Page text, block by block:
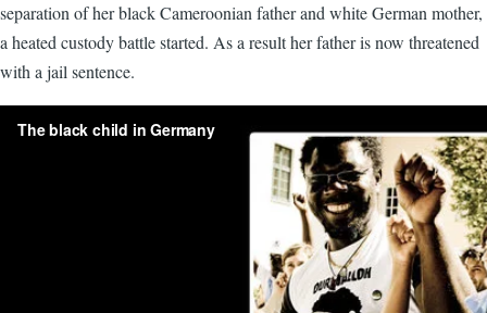
separation of her black Cameroonian father and white German mother,
a heated custody battle started. As a result her father is now threatened
with a jail sentence.